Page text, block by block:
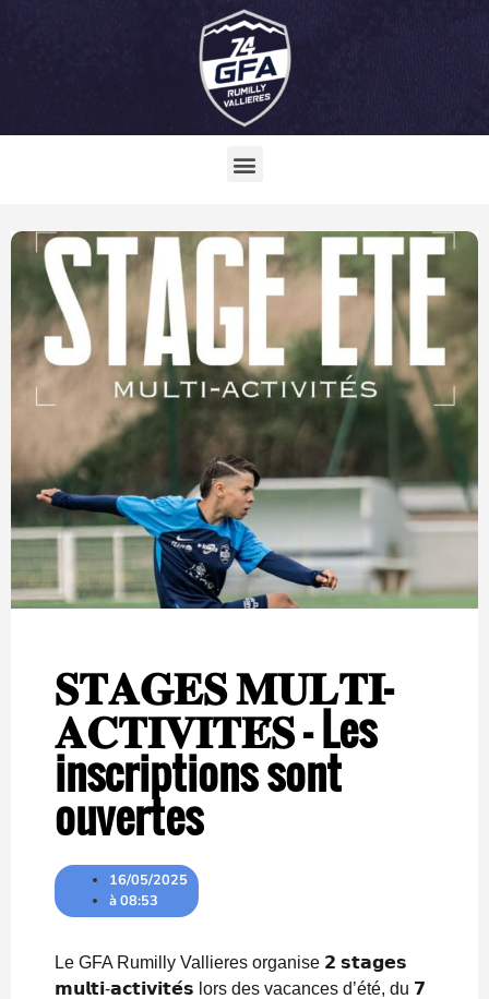
𝐒𝐓𝐀𝐆𝐄𝐒 𝐌𝐔𝐋𝐓𝐈-
𝐀𝐂𝐓𝐈𝐕𝐈𝐓𝐄́𝐒 – Les
inscriptions sont
ouvertes
16/05/2025
à08:53
Le GFA Rumilly Vallieres organise 𝟮 𝘀𝘁𝗮𝗴𝗲𝘀
𝗺𝘂𝗹𝘁𝗶-𝗮𝗰𝘁𝗶𝘃𝗶𝘁𝗲́𝘀 lors des vacances d’été, du 𝟳